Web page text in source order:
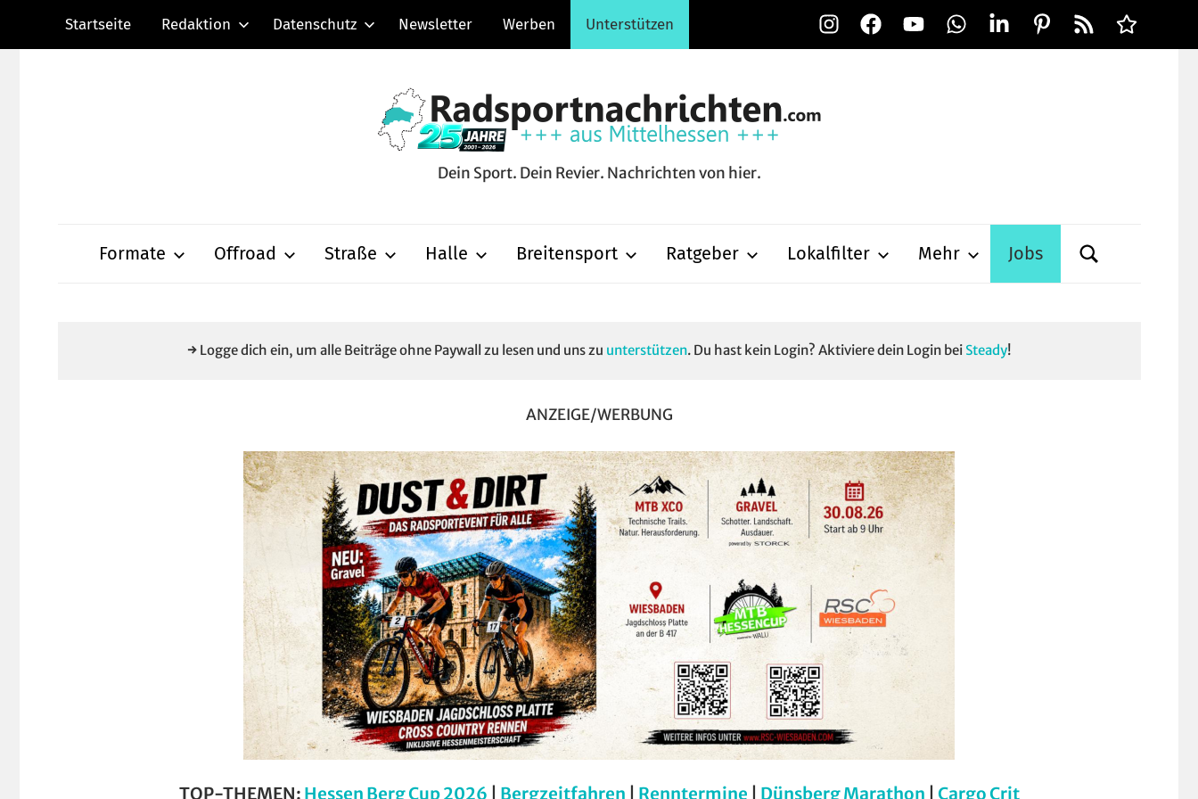
InstagramFacebookYouTubeWhatsAppLinkedInPinterest
RSS-
Feed
Alle
Startseite Redaktion Datenschutz Newsletter Werben Unterstützen
Radsportnachrichten.com
aus
Dein Sport. Dein Revier. Nachrichten von hier.
Formate Offroad Straße Halle Breitensport Ratgeber Lokalfilter Mehr Jobs
→ Logge dich ein, um alle Beiträge ohne Paywall zu lesen und uns zu unterstützen. Du hast kein Login? Aktiviere dein Login bei Steady!
ANZEIGE/WERBUNG
TOP-THEMEN: Hessen Berg Cup 2026 Bergzeitfahren Renntermine Dünsberg Marathon Cargo Crit